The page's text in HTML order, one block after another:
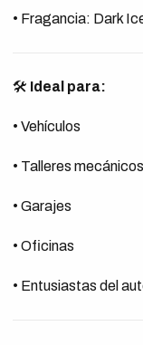
• Fragancia: Dark
🛠️ Ideal para:
• Vehículos
• Talleres mecánicos
• Garajes
• Oficinas
• Entusiastas del